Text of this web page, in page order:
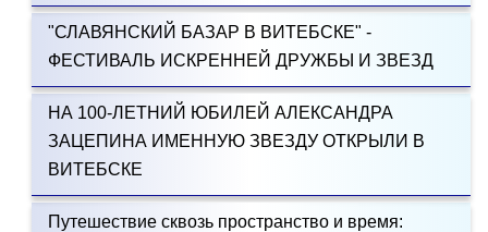
"СЛАВЯНСКИЙ БАЗАР В ВИТЕБСКЕ" -
ФЕСТИВАЛЬ ИСКРЕННЕЙ ДРУЖБЫ И ЗВЕЗД
НА 100-ЛЕТНИЙ ЮБИЛЕЙ АЛЕКСАНДРА
ЗАЦЕПИНА ИМЕННУЮ ЗВЕЗДУ ОТКРЫЛИ В
ВИТЕБСКЕ
Путешествие сквозь пространство и время: